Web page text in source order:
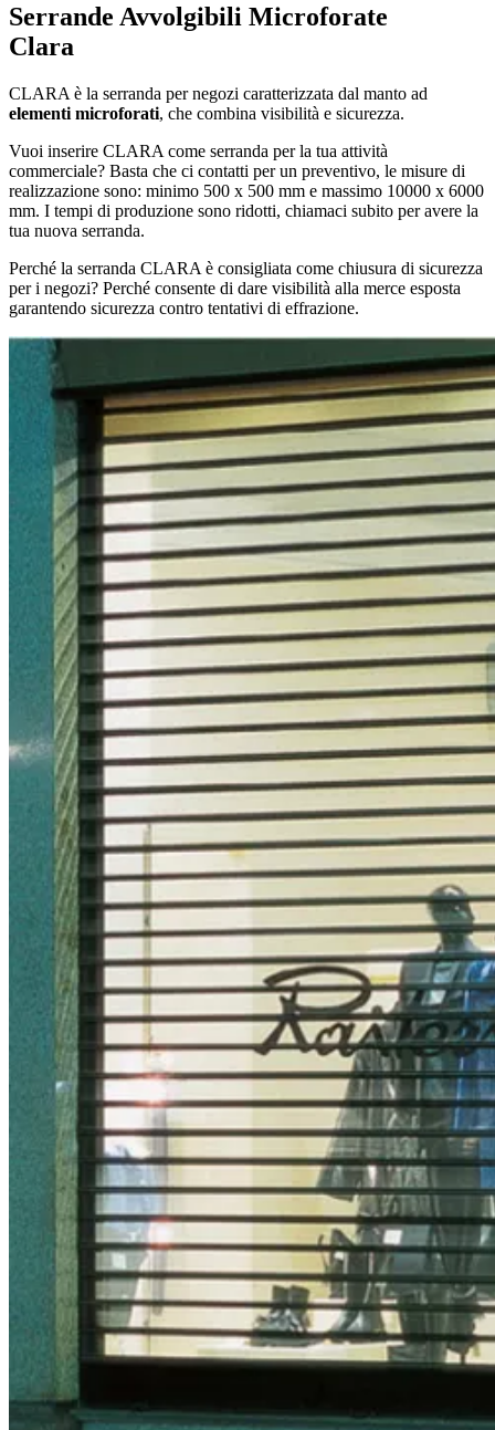
Serrande Avvolgibili Microforate
Clara
CLARA è la serranda per negozi caratterizzata dal manto ad
elementi microforati, che combina visibilità e sicurezza.
Vuoi inserire CLARA come serranda per la tua attività
commerciale? Basta che ci contatti per un preventivo, le misure di
realizzazione sono: minimo 500 x 500 mm e massimo 10000 x 6000
mm. I tempi di produzione sono ridotti, chiamaci subito per avere la
tua nuova serranda.
Perché la serranda CLARA è consigliata come chiusura di sicurezza
per i negozi? Perché consente di dare visibilità alla merce esposta
garantendo sicurezza contro tentativi di effrazione.